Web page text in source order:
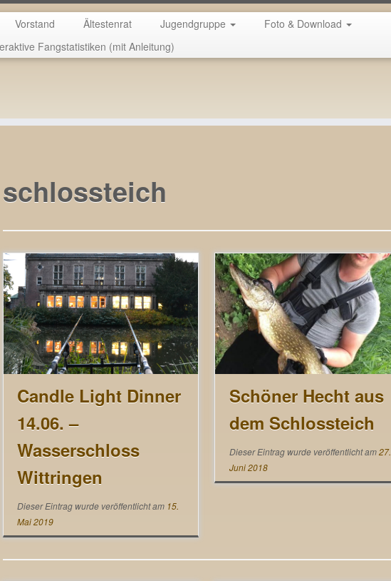
Vorstand Ältestenrat Jugendgruppe
Foto & Download
Fangstatistiken (mit Anleitung)
für die Fischerprüfung.
schlossteich
Candle Light Dinner
14.06. –
Wasserschloss
Wittringen
Dieser Eintrag wurde veröffentlicht am 15.
Mai 2019
Schöner Hecht aus
dem Schlossteich
Dieser Eintrag wurde veröffentlicht am27.
Juni 2018